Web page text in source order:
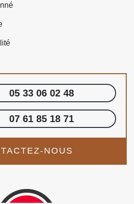
05 33 06 02 48
07 61 85 18 71
NOUS